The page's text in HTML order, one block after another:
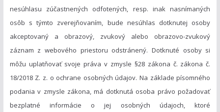
nesúhlasu zúčastnených odfotených, resp. inak nasnímaných
osôb s týmto zverejňovaním, bude nesúhlas dotknutej osoby
akceptovaný a obrazový, zvukový alebo obrazovo-zvukový
záznam z webového priestoru odstránený. Dotknuté osoby si
môžu uplatňovať svoje práva v zmysle §28 zákona č. zákona č.
18/2018 Z. z. o ochrane osobných údajov. Na základe písomného
podania v zmysle zákona, má dotknutá osoba právo požadovať
bezplatné informácie o jej osobných údajoch, ktoré